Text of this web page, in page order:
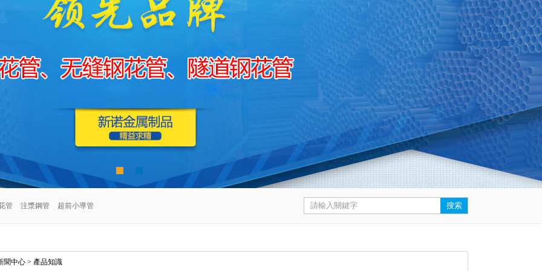
管 注漿鋼管 超前小導管
聞中心 > 產品知識